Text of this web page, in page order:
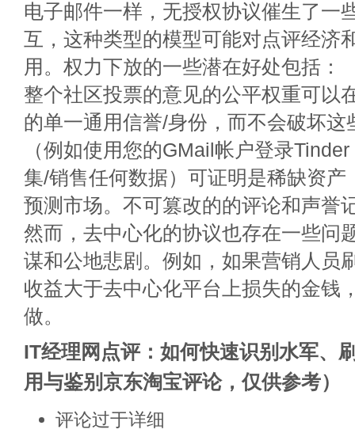
电子邮件一样，无授权协议催生了一
互，这种类型的模型可能对点评经济
用。权力下放的一些潜在好处包括：
整个社区投票的意见的公平权重可以
的单一通用信誉/身份，而不会破坏这
（例如使用您的GMail帐户登录
集/销售任何数据）可证明是稀缺资产
预测市场。不可篡改的的评论和声誉
然而，去中心化的协议也存在一些问
谋和公地悲剧。例如，如果营销人员
收益大于去中心化平台上损失的金钱
做。
IT经理网点评：如何快速识别水军、
用与鉴别京东淘宝评论，仅供参考）
评论过于详细